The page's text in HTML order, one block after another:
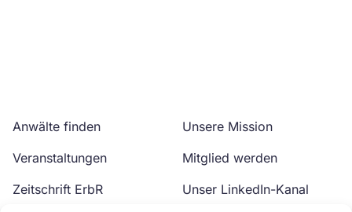
Anwälte finden
Veranstaltungen
Zeitschrift ErbR
Unsere Mission
Mitglied werden
Unser LinkedIn-Kanal